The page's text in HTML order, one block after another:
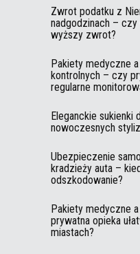
Zwrot podatku z
nadgodzinach –
wyższy zwrot?
Pakiety medyczne
kontrolnych – czy
regularne
Eleganckie sukienki
nowoczesnych
Ubezpieczenie
kradzieży auta –
odszkodowanie?
Pakiety medyczne
prywatna opieka
miastach?